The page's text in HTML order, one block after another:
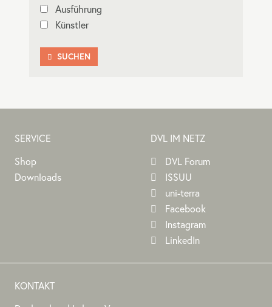
Ausführung
Künstler
 SUCHEN
SERVICE
Shop
Downloads
DVL IM NETZ
DVL Forum
ISSUU
uni-terra
Facebook
Instagram
LinkedIn
KONTAKT